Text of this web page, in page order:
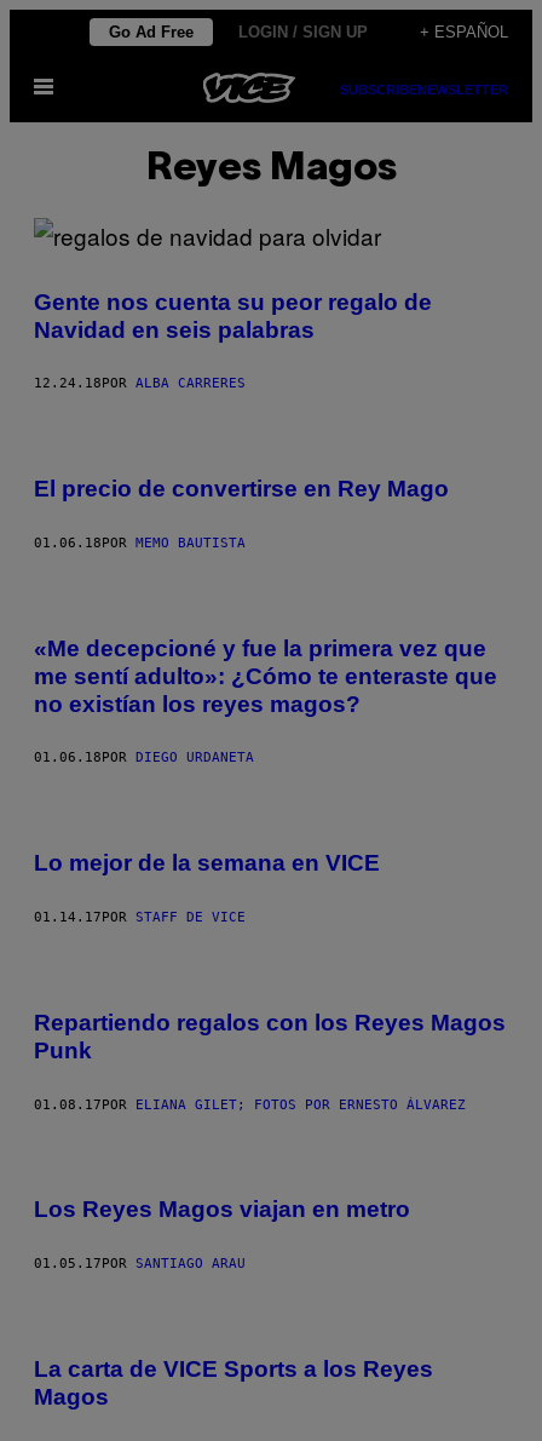
contenido
Go Ad Free LOGIN / SIGN UP + ESPAÑOL
Abrir
SUBSCRIBENEWSLETTER
Reyes Magos
Gente nos cuenta su peor regalo de
Navidad en seis palabras
12.24.18 POR ALBA CARRERES
El precio de convertirse en Rey Mago
01.06.18POR MEMO BAUTISTA
«Me decepcioné y fue la primera vez que
me sentí adulto»: ¿Cómo te enteraste que
no existían los reyes magos?
01.06.18 POR DIEGO URDANETA
Lo mejor de la semana en VICE
01.14.17POR STAFF DE VICE
Repartiendo regalos con los Reyes Magos
Punk
01.08.17POR ELIANA GILET; FOTOS POR ERNESTO ÁLVAREZ
T
P
I
A
Los Reyes Magos viajan en metro
01.05.17 POR SANTIAGO ARAU
La carta de VICE Sports a los Reyes
Magos